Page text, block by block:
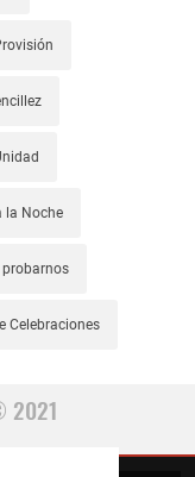
la Noche
probarnos
Celebraciones
2021